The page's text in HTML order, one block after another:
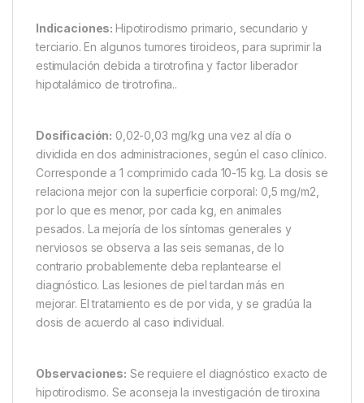
Indicaciones:Hipotirodismo primario, secundario y
terciario. En algunos tumores tiroideos, para suprimir la
estimulación debida a tirotrofina y factor liberador
hipotalámico de tirotrofina..
Dosificación: 0,02-0,03 mg/kg una vez al día o
dividida en dos administraciones, según el caso clínico.
Corresponde a 1 comprimido cada 10-15 kg. La dosis se
relaciona mejor con la superficie corporal: 0,5 mg/m2,
por lo que es menor, por cada kg, en animales
pesados. La mejoría de los síntomas generales y
nerviosos se observa a las seis semanas, de lo
contrario probablemente deba replantearse el
diagnóstico. Las lesiones de piel tardan más en
mejorar. El tratamiento es de por vida, y se gradúa la
dosis de acuerdo al caso individual.
Observaciones: Se requiere el diagnóstico exacto de
hipotirodismo. Se aconseja la investigación de tiroxina